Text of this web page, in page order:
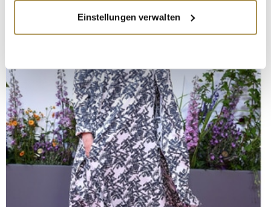
Informationen über Ihre geografische Lage
erfassen, welche bis auf einige Meter genau sein
bestimmten Merkmalen (Fingerprinting) identifizieren
Erfahren Sie mehr darüber, wie Ihre persönlichen Daten
verarbeitet werden, und legen Sie Ihre Präferenzen im
Abschnitt Einzelheitenfest.
Wir verwenden Cookies, um Inhalte und Anzeigen zu
personalisieren, Funktionen für soziale Medien anbieten
zu können und die Zugriffe auf unsere Website zu
analysieren. Außerdem geben wir Informationen zu Ihrer
Einstellungen verwalten